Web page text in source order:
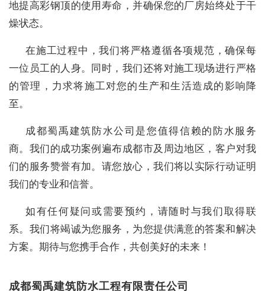
地提高彩钢顶的使用寿命，并确保您的厂房始终处于干
燥状态。
在施工过程中，我们将严格遵循各项规范，确保每
一位员工的人身。同时，我们还将对施工现场进行严格
的管理，力求将施工对您的生产和生活造成的影响降
至。
成都蜀禹建筑防水公司是您值得信赖的防水服务
商。我们的成功案例遍布成都市及周边地区，客户对我
们的服务赞誉有加。请您放心，我们将以实际行动证明
我们的专业和信誉。
如有任何疑问或需要预约，请随时与我们取得联
系。我们将竭诚为您服务，为您提供满意的答案和解决
方案。期待与您携手合作，共创美好的未来！
成都蜀禹建筑防水工程有限责任公司